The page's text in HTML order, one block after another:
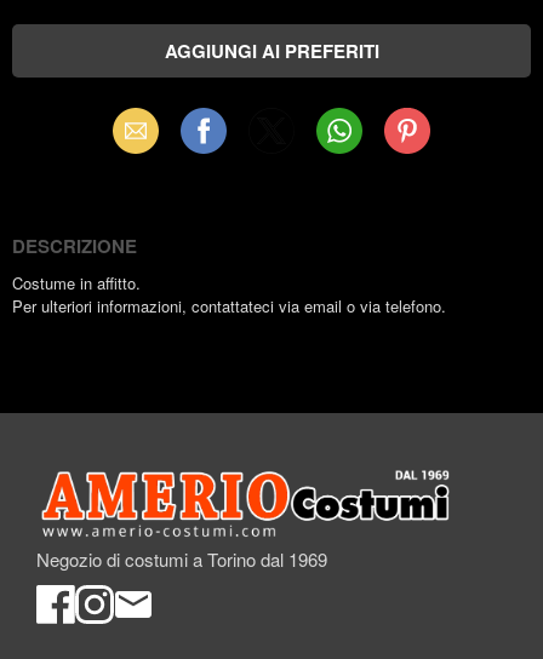
Email Facebook WhatsAppPinterest
DESCRIZIONE
Costume in affitto.
Per ulteriori informazioni, contattateci via email o via telefono.
Negozio di costumi a Torino dal 1969